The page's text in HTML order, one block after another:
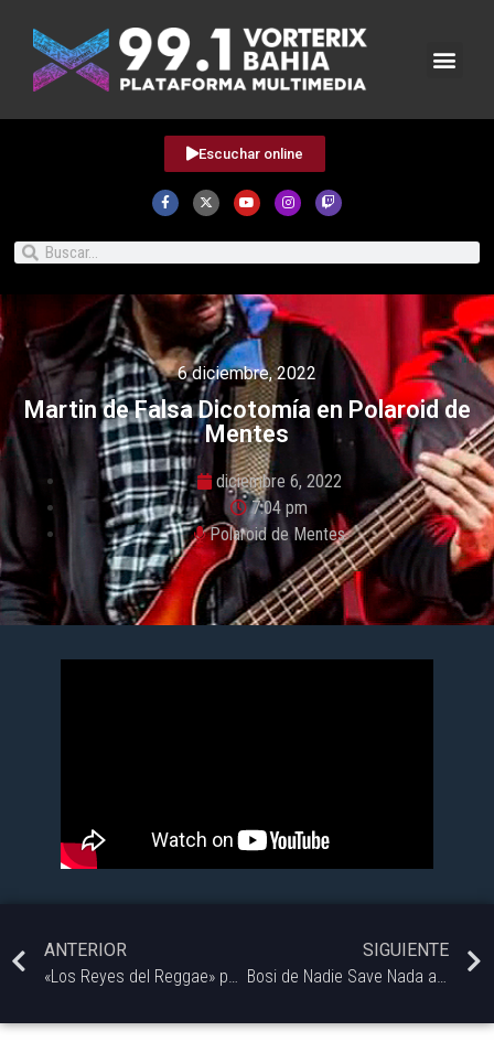
Escuchar online
6 diciembre, 2022
Martin de Falsa Dicotomía en Polaroid de
Mentes
diciembre 6, 2022
7:04 pm
Polaroid de Mentes
ANTERIOR
SIGUIENTE